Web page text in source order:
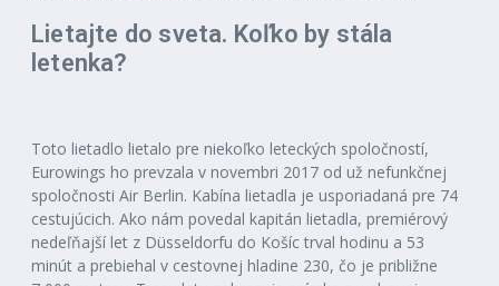
Lietajte do sveta. Koľko by stála
letenka?
Toto lietadlo lietalo pre niekoľko leteckých spoločností,
Eurowings ho prevzala v novembri 2017 od už nefunkčnej
spoločnosti Air Berlin. Kabína lietadla je usporiadaná pre 74
cestujúcich. Ako nám povedal kapitán lietadla, premiérový
nedeľňajší let z Düsseldorfu do Košíc trval hodinu a 53
minút a prebiehal v cestovnej hladine 230, čo je približne